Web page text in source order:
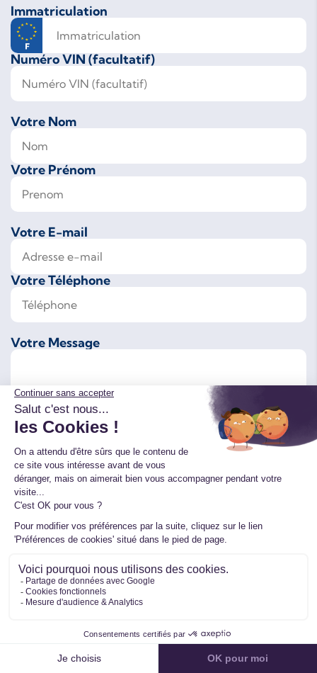
Immatriculation
Numéro VIN (facultatif)
Votre Nom
Votre Prénom
Votre E-mail
Votre Téléphone
Votre Message
J'accepte de fournir ces informations pour
valider ma demande
ENVOYER
Suivez-nous sur les réseaux